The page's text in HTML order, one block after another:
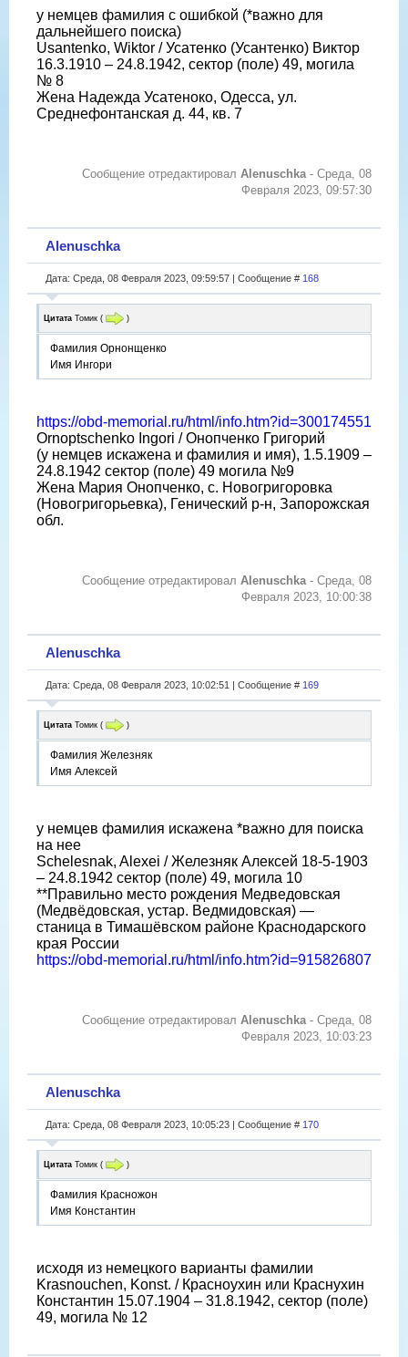
у немцев фамилия с ошибкой (*важно для
дальнейшего поиска)
Usantenko, Wiktor / Усатенко (Усантенко) Виктор
16.3.1910 – 24.8.1942, сектор (поле) 49, могила
№ 8
Жена Надежда Усатеноко, Одесса, ул.
Среднефонтанская д. 44, кв. 7
Сообщение отредактировал Alenuschka- Среда, 08
Февраля 2023, 09:57:30
Alenuschka
Дата: Среда, 08 Февраля 2023, 09:59:57 | Сообщение # 168
Цитата Томик ( )
Фамилия Орнонщенко
Имя Ингори
https://obd-memorial.ru/html/info.htm?id=300174551
Ornoptschenko Ingori / Онопченко Григорий
(у немцев искажена и фамилия и имя), 1.5.1909 –
24.8.1942 сектор (поле) 49 могила №9
Жена Мария Онопченко, с. Новогригоровка
(Новогригорьевка), Генический р-н, Запорожская
обл.
Сообщение отредактировал Alenuschka- Среда, 08
Февраля 2023, 10:00:38
Alenuschka
Дата: Среда, 08 Февраля 2023, 10:02:51 | Сообщение # 169
Цитата Томик ( )
Фамилия Железняк
Имя Алексей
у немцев фамилия искажена *важно для поиска
на нее
Schelesnak, Alexei / Железняк Алексей 18-5-1903
– 24.8.1942 сектор (поле) 49, могила 10
**Правильно место рождения Медведовская
(Медвёдовская, устар. Ведмидовская) —
станица в Тимашёвском районе Краснодарского
края России
https://obd-memorial.ru/html/info.htm?id=915826807
Сообщение отредактировал Alenuschka- Среда, 08
Февраля 2023, 10:03:23
Alenuschka
Дата: Среда, 08 Февраля 2023, 10:05:23 | Сообщение # 170
Цитата Томик ( )
Фамилия Красножон
Имя Константин
исходя из немецкого варианты фамилии
Krasnouchen, Konst. / Красноухин или Краснухин
Константин 15.07.1904 – 31.8.1942, сектор (поле)
49, могила № 12